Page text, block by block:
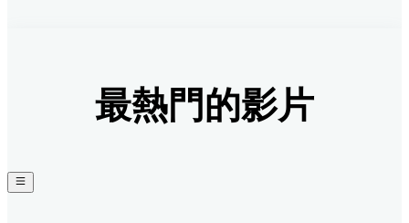
最熱門的影片